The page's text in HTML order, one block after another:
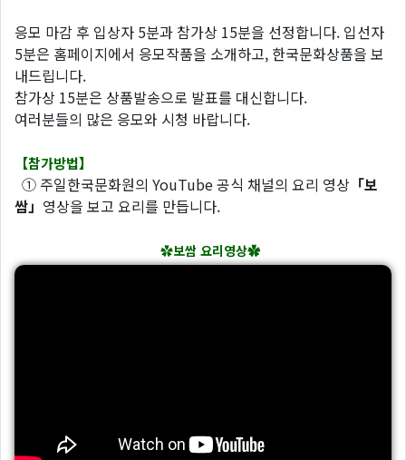
응모 마감 후 입상자 5분과 참가상 15분을 선정합니다. 입선자
5분은 홈페이지에서 응모작품을 소개하고, 한국문화상품을 보
내드립니다.
참가상 15분은 상품발송으로 발표를 대신합니다.
여러분들의 많은 응모와 시청 바랍니다.
【참가방법】
① 주일한국문화원의 YouTube 공식 채널의 요리 영상 「보
쌈」 영상을 보고 요리를 만듭니다.
✿보쌈 요리영상✿